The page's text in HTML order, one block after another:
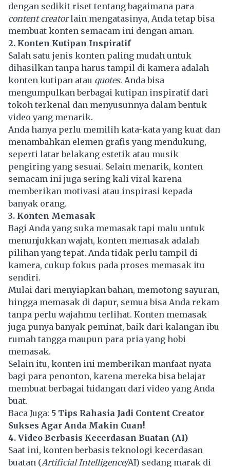
dengan sedikit riset tentang bagaimana para
content creatorlain mengatasinya, Anda tetap bisa
membuat konten semacam ini dengan aman.
2. Konten Kutipan Inspiratif
Salah satu jenis konten paling mudah untuk
dihasilkan tanpa harus tampil di kamera adalah
konten kutipan atau quotes. Anda bisa
mengumpulkan berbagai kutipan inspiratif dari
tokoh terkenal dan menyusunnya dalam bentuk
video yang menarik.
Anda hanya perlu memilih kata-kata yang kuat dan
menambahkan elemen grafis yang mendukung,
seperti latar belakang estetik atau musik
pengiring yang sesuai. Selain menarik, konten
semacam ini juga sering kali viral karena
memberikan motivasi atau inspirasi kepada
banyak orang.
3. Konten Memasak
Bagi Anda yang suka memasak tapi malu untuk
menunjukkan wajah, konten memasak adalah
pilihan yang tepat. Anda tidak perlu tampil di
kamera, cukup fokus pada proses memasak itu
sendiri.
Mulai dari menyiapkan bahan, memotong sayuran,
hingga memasak di dapur, semua bisa Anda rekam
tanpa perlu wajahmu terlihat. Konten memasak
juga punya banyak peminat, baik dari kalangan ibu
rumah tangga maupun para pria yang hobi
memasak.
Selain itu, konten ini memberikan manfaat nyata
bagi para penonton, karena mereka bisa belajar
membuat berbagai hidangan dari video yang Anda
buat.
Baca Juga: 5 Tips Rahasia Jadi Content Creator
Sukses Agar Anda Makin Cuan!
4. Video Berbasis Kecerdasan Buatan (AI)
Saat ini, konten berbasis teknologi kecerdasan
buatan (Artificial Intelligence/AI) sedang marak di